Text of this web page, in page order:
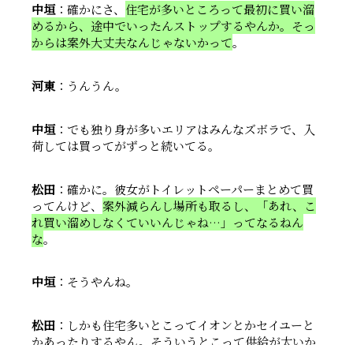
中垣：確かにさ、 住宅が多いところって最初に買い溜
めるから、途中でいったんストップするやんか。そっ
からは案外大丈夫なんじゃないかって。
河東 ：うんうん。
中垣：でも独り身が多いエリアはみんなズボラで、入
荷しては買ってがずっと続いてる。
松田 ：確かに。彼女がトイレットペーパーまとめて買
ってんけど、 案外減らんし場所も取るし、「あれ、こ
れ買い溜めしなくていいんじゃね…」ってなるねん
な。
中垣：そうやんね。
松田 ：しかも住宅多いとこってイオンとかセイユーと
かあったりするやん。そういうとこって供給が太いか